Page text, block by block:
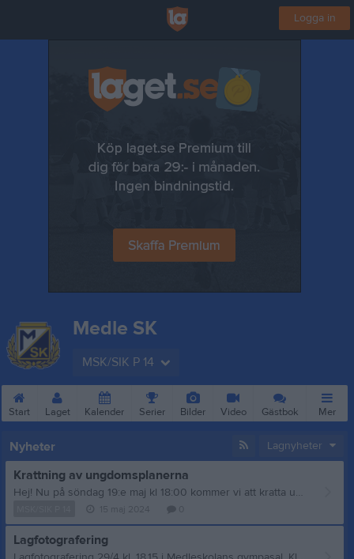
Logga in
Medle SK
MSK/SIK P 14
Start Laget Kalender Serier Bilder Video Gästbok Mer
Nyheter Lagnyheter
Krattning av ungdomsplanerna
Hej! Nu på söndag 19:e maj kl 18:00 kommer vi att kratta ungdomsplanerna i Medle. Vi hjälps åt att kratta 5*5- och 7*7-planerna + mellanområdet där 3*3-sargen ska vara. Vi monterar även ihop 3*3-planen. I fjol var vi ungefär 25 vuxna och 20 barn på plats. Det tog en timme att kratta. TA MED EGEN KRATTA Vi kommer att bjuda på hamburgare + dricka Finns det någon med lite snickarkunskap så behöver även båsen på 7*7-planen en översyn. Behöver inte göras på krattningskvällen, är man intresserad av detta jobb så kan man ta kontakt med Anders Lindkvist på 070-696 32 77
Lagfotografering